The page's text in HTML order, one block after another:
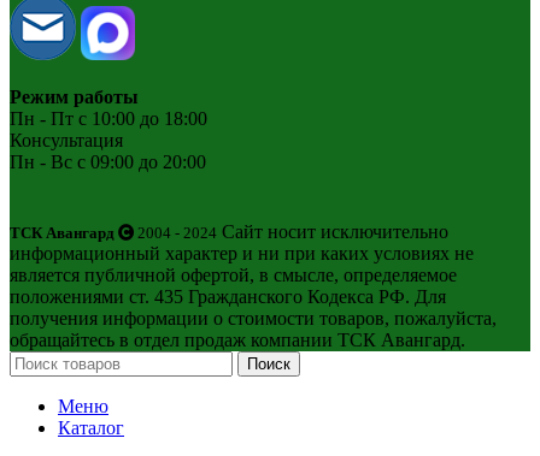
Режим работы
Пн - Пт с 10:00 до 18:00
Консультация
Пн - Вс с 09:00 до 20:00
ТСК Авангард 2004 - 2024 Сайт носит исключительно
информационный характер и ни при каких условиях не
является публичной офертой, в смысле, определяемое
положениями ст. 435 Гражданского Кодекса РФ. Для
получения информации о стоимости товаров, пожалуйста,
обращайтесь в отдел продаж компании ТСК Авангард.
Поиск
Меню
Каталог